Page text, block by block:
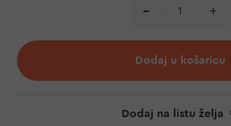
Dodaj u košaricu
Dodaj na listu želja